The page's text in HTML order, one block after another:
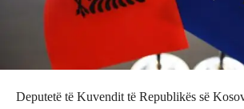
Deputetë të Kuvendit të Republikës së